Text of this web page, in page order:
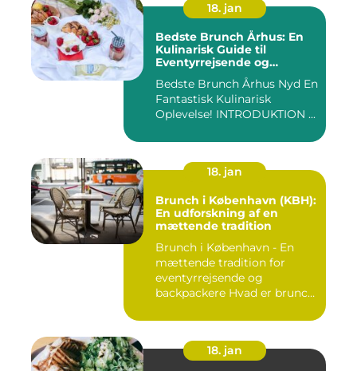
18. jan
Bedste Brunch Århus: En
Kulinarisk Guide til
Eventyrrejsende og
Bedste Brunch Århus Nyd En
Fantastisk Kulinarisk
Oplevelse! INTRODUKTION ...
18. jan
Brunch i København (KBH):
En udforskning af en
mættende tradition
Brunch i København - En
mættende tradition for
eventyrrejsende og
backpackere Hvad er brunch
18. jan